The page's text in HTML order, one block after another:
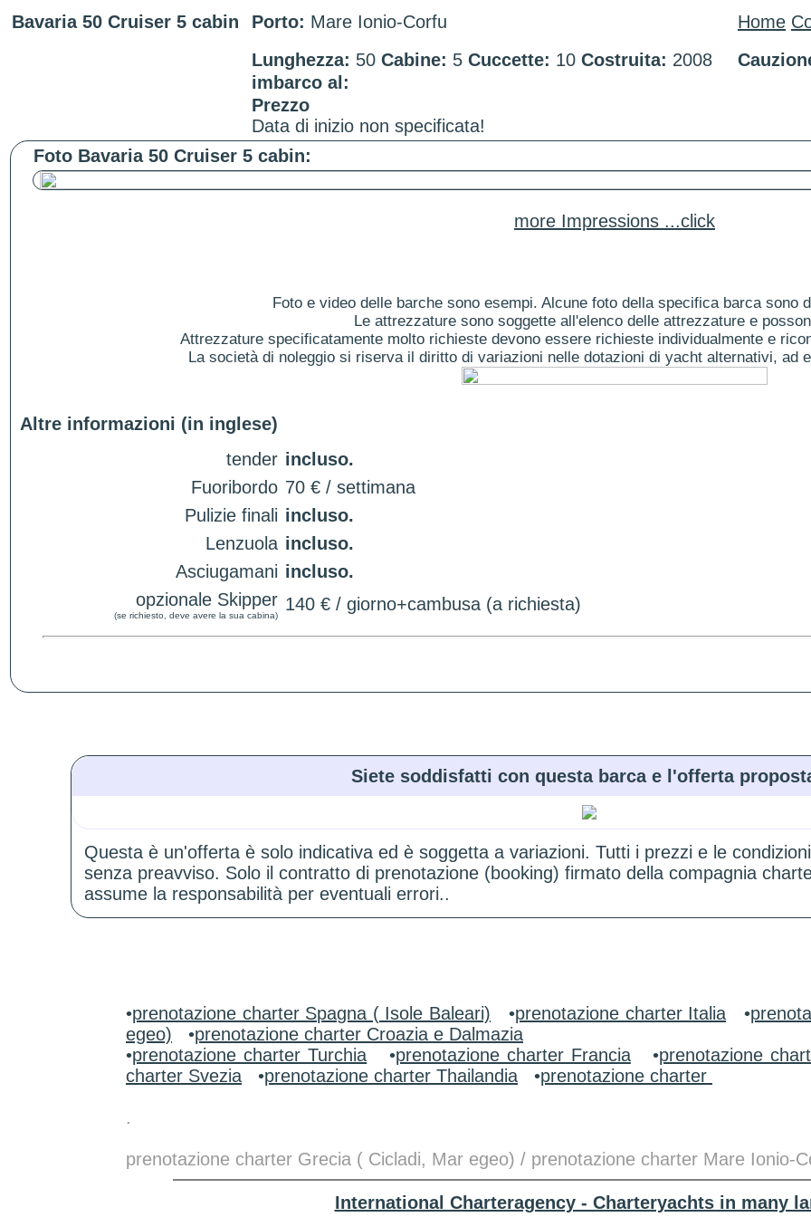
Bavaria 50 Cruiser 5 cabin Porto: Mare Ionio-Corfu Home
Lunghezza: 50 Cabine: 5 Cuccette: 10 Costruita: 2008
imbarco al:
Prezzo
Data di inizio non specificata!
Foto Bavaria 50 Cruiser 5 cabin:
more Impressions ...click
Foto e video delle barche sono esempi. Alcune foto della specifica barca sono
Le attrezzature sono soggette all'elenco delle attrezzature e
Attrezzature specificatamente molto richieste devono essere richieste individualmente e
La società di noleggio si riserva il diritto di variazioni nelle dotazioni di yacht alternativi, ad
Altre informazioni (in inglese)
tender incluso.
Fuoribordo 70 € / settimana
Pulizie finali incluso.
Lenzuola incluso.
Asciugamani incluso.
opzionale Skipper
(se richiesto, deve avere la sua cabina)
140 € / giorno+cambusa (a richiesta)
Siete soddisfatti con questa barca e l'offerta
Questa è un'offerta è solo indicativa ed è soggetta a variazioni. Tutti i prezzi e le
senza preavviso. Solo il contratto di prenotazione (booking) firmato della compagnia
assume la responsabilità per eventuali errori..
•prenotazione charter Spagna ( Isole Baleari) •prenotazione charter Italia •
egeo) •prenotazione charter Croazia e Dalmazia
•prenotazione charter Turchia •prenotazione charter Francia•prenotazione
charter Svezia •prenotazione charter Thailandia •prenotazione charter
.
prenotazione charter Grecia ( Cicladi, Mar egeo) / prenotazione charter Mare Ionio-
International Charteragency - Charteryachts in many